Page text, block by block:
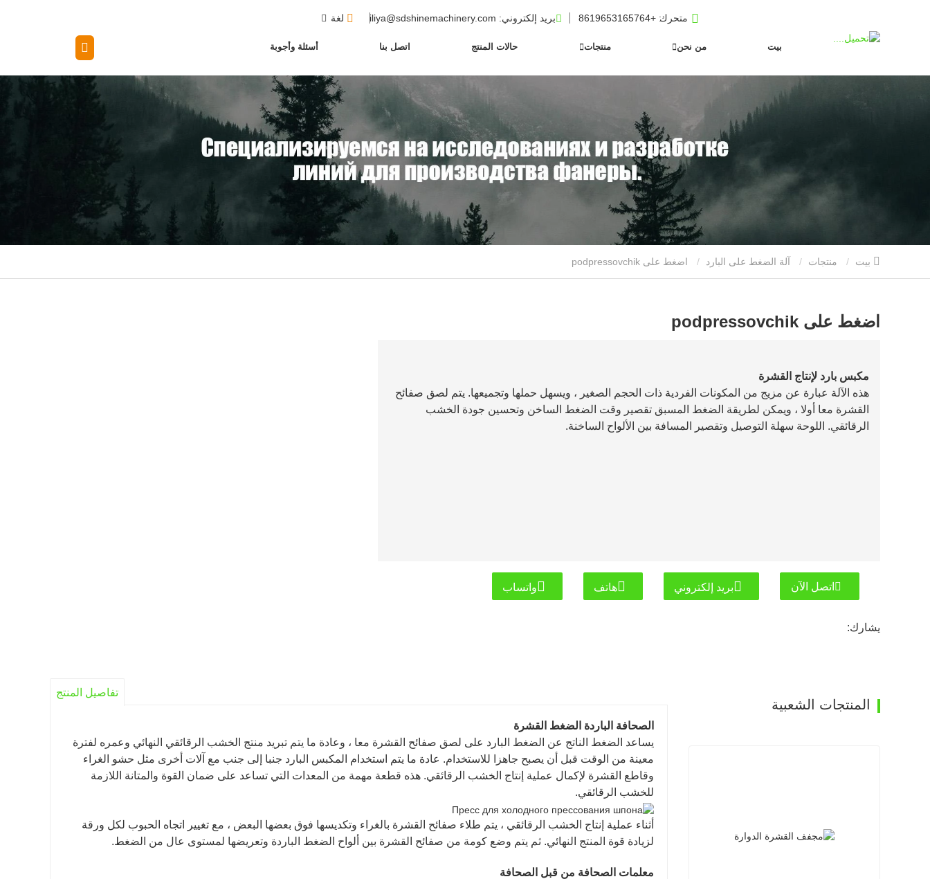
بيت من نحن منتجات حالات المنتج اتصل بنا أسئلة وأجوبة
متحرك: +8619653165764 بريد إلكتروني: iliya@sdshinemachinery.com لغة
منتجات آلة الضغط على البارد
اضغط على podpressovchik
مكبس بارد لإنتاج القشرة
هذه الآلة عبارة عن مزيج من المكونات الفردية ذات الحجم الصغير ، ويسهل حملها وتجميعها. يتم لصق صفائح
القشرة معا أولا ، ويمكن لطريقة الضغط المسبق تقصير وقت الضغط الساخن وتحسين جودة الخشب
الرقائقي. اللوحة سهلة التوصيل وتقصير المسافة بين الألواح الساخنة.
اتصل الآن بريد إلكتروني هاتف واتساب
يشارك:
تفاصيل المنتج
الصحافة الباردة الضغط القشرة
يساعد الضغط الناتج عن الضغط البارد على لصق صفائح القشرة معا ، وعادة ما يتم تبريد منتج الخشب الرقائقي النهائي وعمره لفترة
معينة من الوقت قبل أن يصبح جاهزا للاستخدام. عادة ما يتم استخدام المكبس البارد جنبا إلى جنب مع آلات أخرى مثل حشو الغراء
وقاطع القشرة لإكمال عملية إنتاج الخشب الرقائقي. هذه قطعة مهمة من المعدات التي تساعد على ضمان القوة والمتانة اللازمة
للخشب الرقائقي.
أثناء عملية إنتاج الخشب الرقائقي ، يتم طلاء صفائح القشرة بالغراء وتكديسها فوق بعضها البعض ، مع تغيير اتجاه الحبوب لكل ورقة
لزيادة قوة المنتج النهائي. ثم يتم وضع كومة من صفائح القشرة بين ألواح الضغط الباردة وتعريضها لمستوى عال من الضغط.
معلمات الصحافة من قبل الصحافة
المنتجات الشعبية